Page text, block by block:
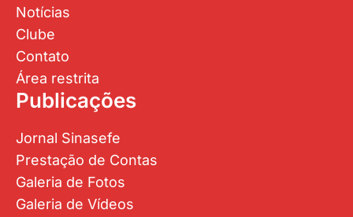
Notícias
Clube
Contato
Área restrita
Publicações
Jornal Sinasefe
Prestação de Contas
Galeria de Fotos
Galeria de Vídeos